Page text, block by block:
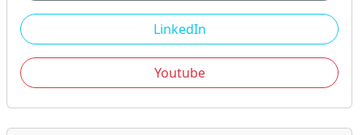
LinkedIn
Youtube